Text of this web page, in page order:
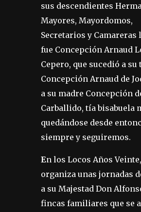
sus descendientes
Mayores, Mayordomos,
Secretarios y Camareras
fue Concepción Arnaud
Cepero, que sucedió a su
Concepción Arnaud de
a su madre Concepción
Carballido, tía bisabuela
quedándose desde
siempre y seguiremos.
En los Locos Años
organiza unas jornadas
a su Majestad Don
fincas familiares que se